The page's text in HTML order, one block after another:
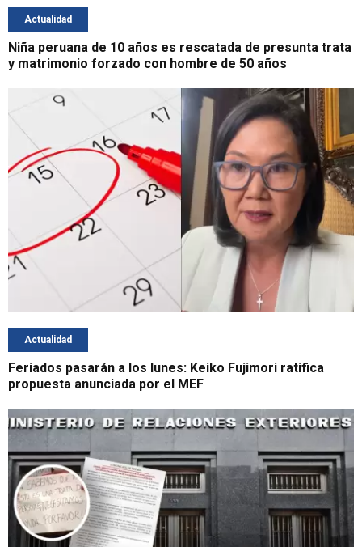
Actualidad
Niña peruana de 10 años es rescatada de presunta trata
y matrimonio forzado con hombre de 50 años
Actualidad
Feriados pasarán a los lunes: Keiko Fujimori ratifica
propuesta anunciada por el MEF